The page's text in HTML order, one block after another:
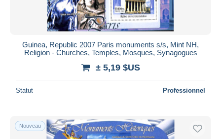
Guinea, Republic 2007 Paris monuments s/s, Mint NH,
Religion - Churches, Temples, Mosques, Synagogues
± 5,19 $US
Statut Professionnel
Nouveau